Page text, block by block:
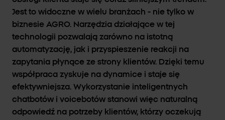
Jest to widoczne w wielu branżach - nie tylko w
biznesie AGRO. Narzędzia działające w tej
technologii pozwalają zarówno na istotną
automatyzację, jak i przyspieszenie reakcji na
zapytania płynące ze strony klientów. Dzięki temu
współpraca zyskuje na dynamice i staje się
efektywniejsza. Wykorzystanie inteligentnych
chatbotów i voicebotów stanowi więc naturalną
odpowiedź na potrzeby klientów, którzy oczekują